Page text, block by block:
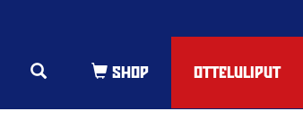
OTTELULIPUT